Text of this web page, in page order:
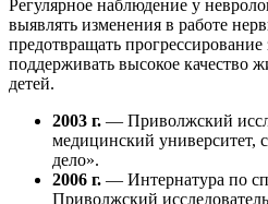
Регулярное наблюдение у
выявлять изменения в работе
предотвращать прогрессирование
поддерживать высокое качество
детей.
2003 г. — Приволжский
медицинский университет,
дело».
2006 г. — Интернатура по
Приволжский